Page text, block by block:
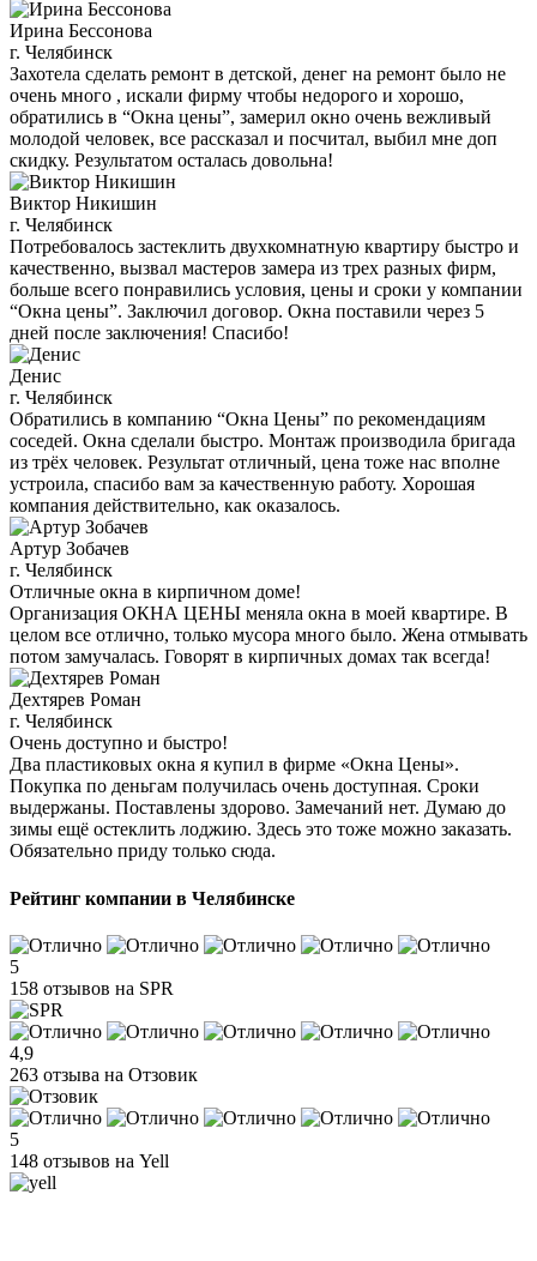
Ирина Бессонова
г. Челябинск
Захотела сделать ремонт в детской, денег на ремонт было не
очень много , искали фирму чтобы недорого и хорошо,
обратились в “Окна цены”, замерил окно очень вежливый
молодой человек, все рассказал и посчитал, выбил мне доп
скидку. Результатом осталась довольна!
Виктор Никишин
г. Челябинск
Потребовалось застеклить двухкомнатную квартиру быстро и
качественно, вызвал мастеров замера из трех разных фирм,
больше всего понравились условия, цены и сроки у компании
“Окна цены”. Заключил договор. Окна поставили через 5
дней после заключения! Спасибо!
Денис
г. Челябинск
Обратились в компанию “Окна Цены” по рекомендациям
соседей. Окна сделали быстро. Монтаж производила бригада
из трёх человек. Результат отличный, цена тоже нас вполне
устроила, спасибо вам за качественную работу. Хорошая
компания действительно, как оказалось.
Артур Зобачев
г. Челябинск
Отличные окна в кирпичном доме!
Организация ОКНА ЦЕНЫ меняла окна в моей квартире. В
целом все отлично, только мусора много было. Жена отмывать
потом замучалась. Говорят в кирпичных домах так всегда!
Дехтярев Роман
г. Челябинск
Очень доступно и быстро!
Два пластиковых окна я купил в фирме «Окна Цены».
Покупка по деньгам получилась очень доступная. Сроки
выдержаны. Поставлены здорово. Замечаний нет. Думаю до
зимы ещё остеклить лоджию. Здесь это тоже можно заказать.
Обязательно приду только сюда.
Рейтинг компании в Челябинске
5
158 отзывов на SPR
4,9
263 отзыва на Отзовик
5
148 отзывов на Yell